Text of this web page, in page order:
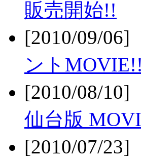
販売開始!!
[2010/09/06]
ントMOVIE!!
[2010/08/10]
仙台版
[2010/07/23]